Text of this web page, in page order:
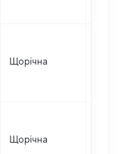
Щорічна
Щорічна